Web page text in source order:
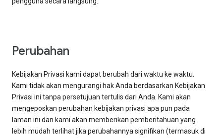
Perubahan
Kebijakan Privasi kami dapat berubah dari waktu ke waktu.
Kami tidak akan mengurangi hak Anda berdasarkan Kebijakan
Privasi ini tanpa persetujuan tertulis dari Anda. Kami akan
mengeposkan perubahan kebijakan privasi apa pun pada
laman ini dan kami akan memberikan pemberitahuan yang
lebih mudah terlihat jika perubahannya signifikan (termasuk di